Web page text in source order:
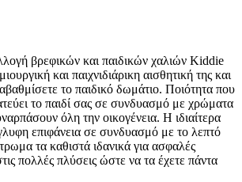
βρεφικών και παιδικών χαλιών Kiddie
και παιχνιδιάρικη αισθητική της και
το παιδικό δωμάτιο. Ποιότητα που
το παιδί σας σε συνδυασμό με χρώματα
όλη την οικογένεια. Η ιδιαίτερα
επιφάνεια σε συνδυασμό με το λεπτό
τα καθιστά ιδανικά για ασφαλές
πολλές πλύσεις ώστε να τα έχετε πάντα